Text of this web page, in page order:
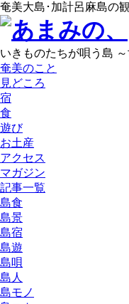
奄美大島･加計呂麻島の
いきものたちが唄う島
奄美のこと
見どころ
宿
食
遊び
お土産
アクセス
マガジン
記事一覧
島食
島景
島宿
島遊
島唄
島人
島モノ